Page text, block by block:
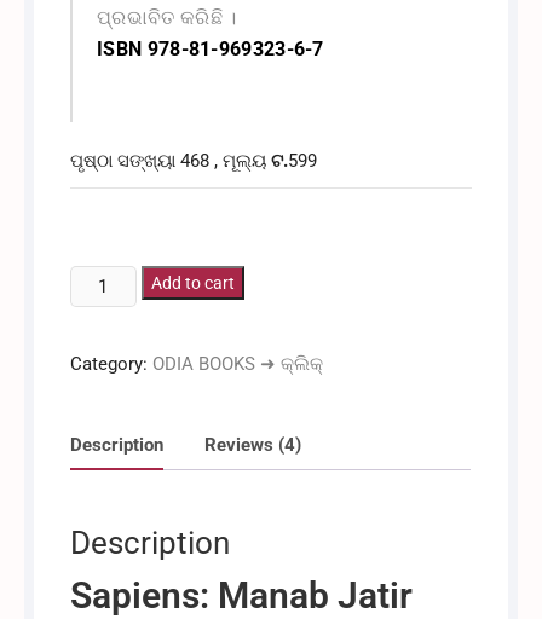
ପ୍ରଭାବିତ କରିଛି ।
ISBN 978-81-969323-6-7
ପୃଷ୍ଠା ସଙ୍ଖ୍ୟା 468 , ମୂଲ୍ୟଟ.599
ସେପିଆନ୍ସ:
ମାନବ
ସଂକ୍ଷିପ୍ତ
ଅନୁବାଦ]
Add to cart
Category: ODIA BOOKS ➜ କ୍ଲିକ୍
Description Reviews (4)
Description
Sapiens: Manab Jatir